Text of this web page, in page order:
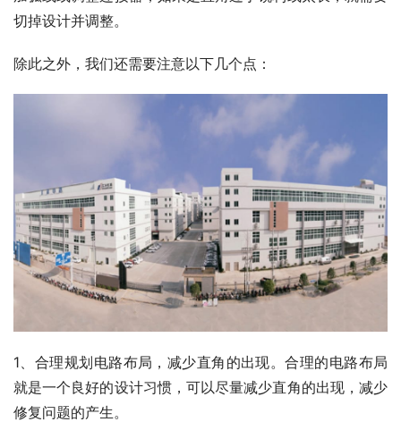
切掉设计并调整。
除此之外，我们还需要注意以下几个点：
1、合理规划电路布局，减少直角的出现。合理的电路布局
就是一个良好的设计习惯，可以尽量减少直角的出现，减少
修复问题的产生。